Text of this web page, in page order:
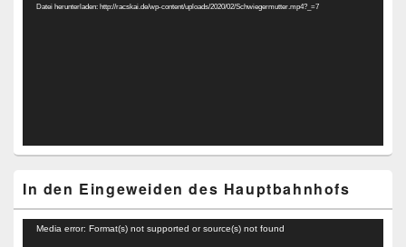
Datei herunterladen: http://racskai.de/wp-content/uploads/2020/02/Schwiegermutter.mp4?_=7
In den Eingeweiden des Hauptbahnhofs
Video-
Media error: Format(s) not supported or source(s) not found